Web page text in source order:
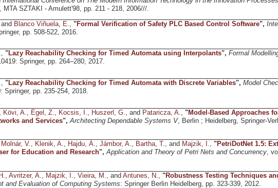
MTA SZTAKI - Amulett'98, pp. 211 - 218, 2006///.
, and Blanco Viñuela, E. "Formal Verification of Safety PLC Based Control Software",
pp. 508-522, 2016.
, "Lazy Reachability Checking for Timed Automata using Interpolants", Formal
Springer, pp. 264–280, 2017.
, "Lazy Reachability Checking for Timed Automata with Discrete Variables", Model
Springer, pp. 235-254, 2018.
Kövi, A. Égel, Z. Kocsis, I. Huszerl, G. , and Pataricza, A. "Model-Based Approaches
and Services", Architecting Dependable Systems V, Berlin ; Heidelberg, Springer-
Molnár, V., Klenik, A., Hajdu, Á., Jámbor, A., Bartha, T., and Majzik, I., "PetriDotNet 1.5:
for Education and Research",Application and Theory of Petri Nets and Concurrency,
Avritzer, A. Majzik, I. Vieira, M. , and Antunes, N. "Robustness Testing Techniques
and Evaluation of Computing Systems: Springer Berlin Heidelberg, pp. 323-339, 2012.